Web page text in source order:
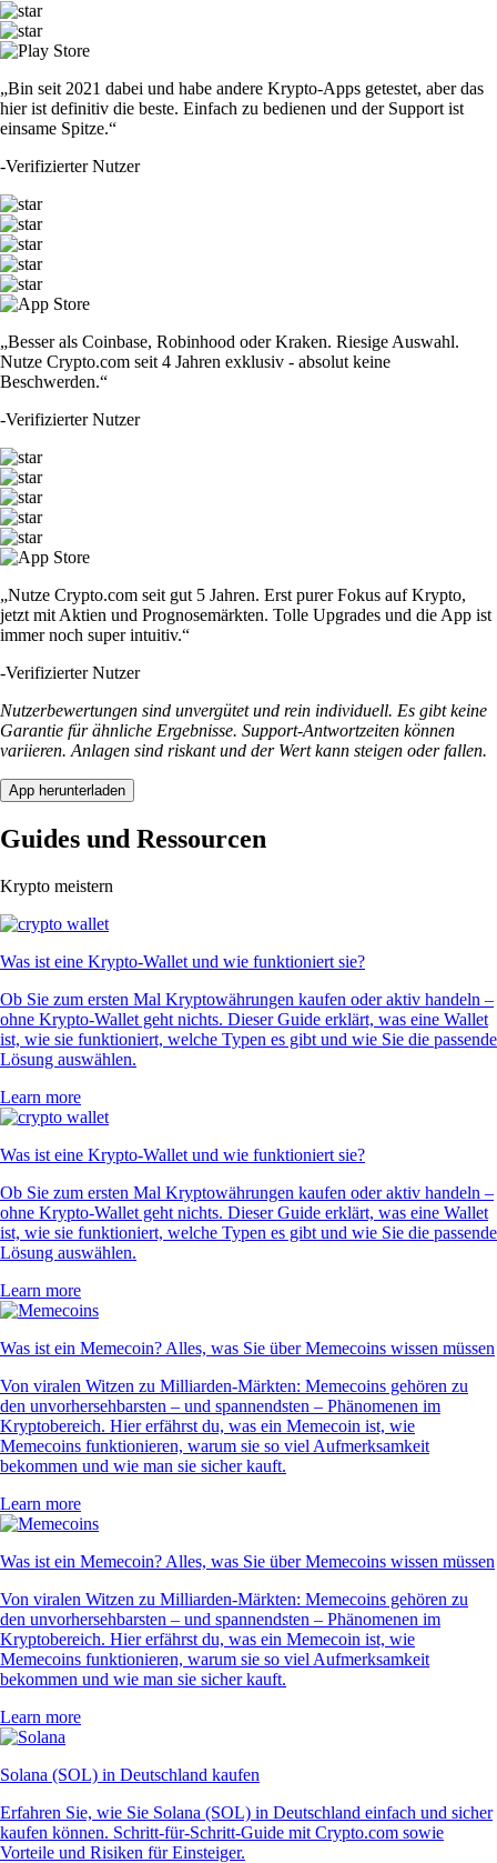
„Bin seit 2021 dabei und habe andere Krypto-Apps getestet, aber das
hier ist definitiv die beste. Einfach zu bedienen und der Support ist
einsame Spitze.“
-Verifizierter Nutzer
„Besser als Coinbase, Robinhood oder Kraken. Riesige Auswahl.
Nutze Crypto.com seit 4 Jahren exklusiv - absolut keine
Beschwerden.“
-Verifizierter Nutzer
„Nutze Crypto.com seit gut 5 Jahren. Erst purer Fokus auf Krypto,
jetzt mit Aktien und Prognosemärkten. Tolle Upgrades und die App ist
immer noch super intuitiv.“
-Verifizierter Nutzer
Nutzerbewertungen sind unvergütet und rein individuell. Es gibt keine
Garantie für ähnliche Ergebnisse. Support-Antwortzeiten können
variieren. Anlagen sind riskant und der Wert kann steigen oder fallen.
App herunterladen
Guides und Ressourcen
Krypto meistern
Was ist eine Krypto-Wallet und wie funktioniert sie?
Ob Sie zum ersten Mal Kryptowährungen kaufen oder aktiv handeln –
ohne Krypto-Wallet geht nichts. Dieser Guide erklärt, was eine Wallet
ist, wie sie funktioniert, welche Typen es gibt und wie Sie die passende
Lösung auswählen.
Learn more
Was ist eine Krypto-Wallet und wie funktioniert sie?
Ob Sie zum ersten Mal Kryptowährungen kaufen oder aktiv handeln –
ohne Krypto-Wallet geht nichts. Dieser Guide erklärt, was eine Wallet
ist, wie sie funktioniert, welche Typen es gibt und wie Sie die passende
Lösung auswählen.
Learn more
Was ist ein Memecoin? Alles, was Sie über Memecoins wissen müssen
Von viralen Witzen zu Milliarden-Märkten: Memecoins gehören zu
den unvorhersehbarsten – und spannendsten – Phänomenen im
Kryptobereich. Hier erfährst du, was ein Memecoin ist, wie
Memecoins funktionieren, warum sie so viel Aufmerksamkeit
bekommen und wie man sie sicher kauft.
Learn more
Was ist ein Memecoin? Alles, was Sie über Memecoins wissen müssen
Von viralen Witzen zu Milliarden-Märkten: Memecoins gehören zu
den unvorhersehbarsten – und spannendsten – Phänomenen im
Kryptobereich. Hier erfährst du, was ein Memecoin ist, wie
Memecoins funktionieren, warum sie so viel Aufmerksamkeit
bekommen und wie man sie sicher kauft.
Learn more
Solana (SOL) in Deutschland kaufen
Erfahren Sie, wie Sie Solana (SOL) in Deutschland einfach und sicher
kaufen können. Schritt-für-Schritt-Guide mit Crypto.com sowie
Vorteile und Risiken für Einsteiger.